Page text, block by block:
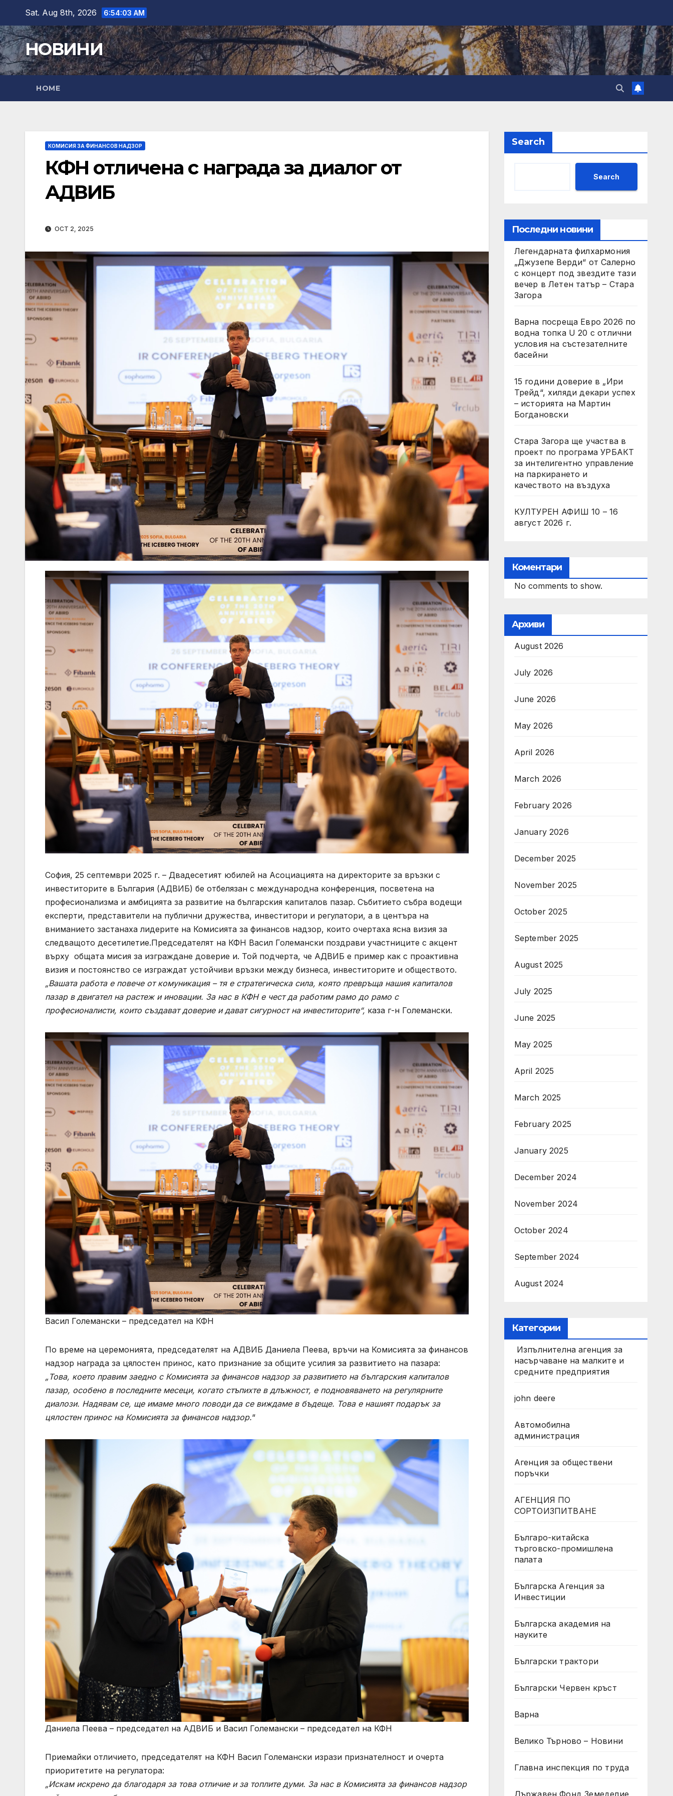
content
Sat. Aug 8th, 2026 6:54:05 AM
НОВИНИ
HOME
КОМИСИЯ ЗА ФИНАНСОВ НАДЗОР
КФН отличена с награда за диалог от
АДВИБ
OCT 2, 2025
София, 25 септември 2025 г. – Двадесетият юбилей на Асоциацията на директорите за връзки с
инвеститорите в България (АДВИБ) бе отбелязан с международна конференция, посветена на
професионализма и амбицията за развитие на българския капиталов пазар. Събитието събра водещи
експерти, представители на публични дружества, инвеститори и регулатори, а в центъра на
вниманието застанаха лидерите на Комисията за финансов надзор, които очертаха ясна визия за
следващото десетилетие.Председателят на КФН Васил Големански поздрави участниците с акцент
върху общата мисия за изграждане доверие и. Той подчерта, че АДВИБ е пример как с проактивна
визия и постоянство се изграждат устойчиви връзки между бизнеса, инвеститорите и обществото.
„Вашата работа е повече от комуникация – тя е стратегическа сила, която превръща нашия капиталов
пазар в двигател на растеж и иновации. За нас в КФН е чест да работим рамо до рамо с
професионалисти, които създават доверие и дават сигурност на инвеститорите“, каза г-н Големански.
Васил Големански – председател на КФН
По време на церемонията, председателят на АДВИБ Даниела Пеева, връчи на Комисията за финансов
надзор награда за цялостен принос, като признание за общите усилия за развитието на пазара:
„Това, което правим заедно с Комисията за финансов надзор за развитието на българския капиталов
пазар, особено в последните месеци, когато стъпихте в длъжност, е подновяването на регулярните
диалози. Надявам се, ще имаме много поводи да се виждаме в бъдеще. Това е нашият подарък за
цялостен принос на Комисията за финансов надзор.“
Даниела Пеева – председател на АДВИБ и Васил Големански – председател на КФН
Приемайки отличието, председателят на КФН Васил Големански изрази признателност и очерта
приоритетите на регулатора:
„Искам искрено да благодаря за това отличие и за топлите думи. За нас в Комисията за финансов надзор
Search
Search
Последни новини
Легендарната филхармония
„Джузепе Верди“ от Салерно
с концерт под звездите тази
вечер в Летен татър – Стара
Загора
Варна посреща Евро 2026 по
водна топка U 20 с отлични
условия на състезателните
басейни
15 години доверие в „Ири
Трейд“, хиляди декари успех
– историята на Мартин
Богдановски
Стара Загора ще участва в
проект по програма УРБАКТ
за интелигентно управление
на паркирането и
качеството на въздуха
КУЛТУРЕН АФИШ 10 – 16
август 2026 г.
Коментари
No comments to show.
Архиви
August 2026
July 2026
June 2026
May 2026
April 2026
March 2026
February 2026
January 2026
December 2025
November 2025
October 2025
September 2025
August 2025
July 2025
June 2025
May 2025
April 2025
March 2025
February 2025
January 2025
December 2024
November 2024
October 2024
September 2024
August 2024
Категории
Изпълнителна агенция за
насърчаване на малките и
средните предприятия
john deere
Автомобилна
администрация
Агенция за обществени
поръчки
АГЕНЦИЯ ПО
СОРТОИЗПИТВАНЕ
Българо-китайска
търговско-промишлена
палата
Българска Агенция за
Инвестиции
Българска академия на
науките
Български трактори
Български Червен кръст
Варна
Велико Търново – Новини
Главна инспекция по труда
Държавен Фонд Земеделие